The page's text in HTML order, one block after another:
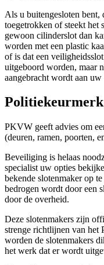
Als u buitengesloten bent,
toegetrokken of steekt het
gewoon cilinderslot dan
worden met een plastic
of is dat een
uitgeboord worden, maar
aangebracht wordt aan uw
PKVW geeft advies om
(deuren, ramen, poorten,
Beveiliging is helaas
specialist uw opties
bekende slotenmaker op
bedrogen wordt door een
door de overheid.
Deze slotenmakers zijn
strenge richtlijnen van
worden de slotenmakers
het werk dat er wordt